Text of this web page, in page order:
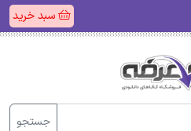
سبد خرید
جستجو